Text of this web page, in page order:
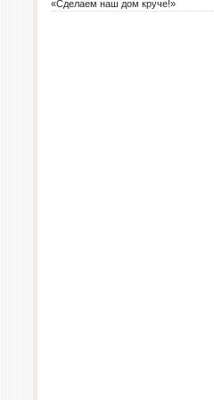
«Сделаем наш дом круче!»